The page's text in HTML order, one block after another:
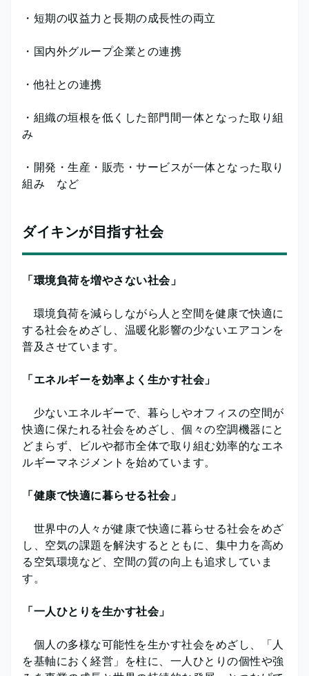
・短期の収益力と長期の成長性の両立
・国内外グループ企業との連携
・他社との連携
・組織の垣根を低くした部門間一体となった取り組
み
・開発・生産・販売・サービスが一体となった取り
組み など
ダイキンが目指す社会
「環境負荷を増やさない社会」
環境負荷を減らしながら人と空間を健康で快適に
する社会をめざし、温暖化影響の少ないエアコンを
普及させています。
「エネルギーを効率よく生かす社会」
少ないエネルギーで、暮らしやオフィスの空間が
快適に保たれる社会をめざし、個々の空調機器にと
どまらず、ビルや都市全体で取り組む効率的なエネ
ルギーマネジメントを始めています。
「健康で快適に暮らせる社会」
世界中の人々が健康で快適に暮らせる社会をめざ
し、空気の課題を解決するとともに、集中力を高め
る空気環境など、空間の質の向上も追求していま
す。
「一人ひとりを生かす社会」
個人の多様な可能性を生かす社会をめざし、「人
を基軸におく経営」を柱に、一人ひとりの個性や強